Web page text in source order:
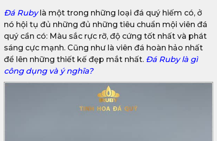
Đá Ruby là một trong những loại đá quý hiếm có, ở
nó hội tụ đủ những đủ những tiêu chuẩn mội viên đá
quý cần có: Màu sắc rực rỡ, độ cứng tốt nhất và phát
sáng cực mạnh. Cũng như là viên đá hoàn hảo nhất
để lên những thiết kế đẹp mắt nhất. Đá Ruby là gì
công dụng và ý nghĩa?